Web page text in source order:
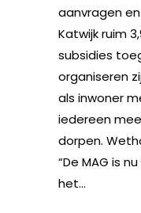
aanvragen
Katwijk ruim
subsidies
organiseren
als inwoner
iedereen
dorpen.
“De MAG is
het...